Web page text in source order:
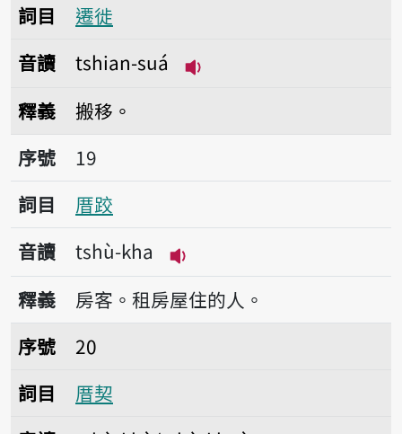
詞目
遷徙
音讀
tshian-suá
釋義
搬移。
序號19厝跤
序號
19
詞目
厝跤
音讀
tshù-kha
播放音讀tshù-kha
釋義
房客。租房屋住的人。
序號20厝契
序號
20
詞目
厝契